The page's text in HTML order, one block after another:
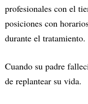
profesionales con el
posiciones con
durante el tratamiento.
Cuando su padre
de replantear su vida.